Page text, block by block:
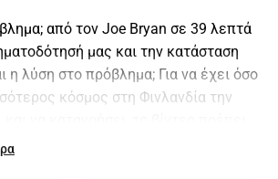
από τον Joe Bryan σε 39 λεπτά
μας και την κατάσταση
η λύση στο πρόβλημα; Για να έχει όσο
κόσμος στη Φινλανδία την
γλώσσα. Αυτό απαιτεί AI